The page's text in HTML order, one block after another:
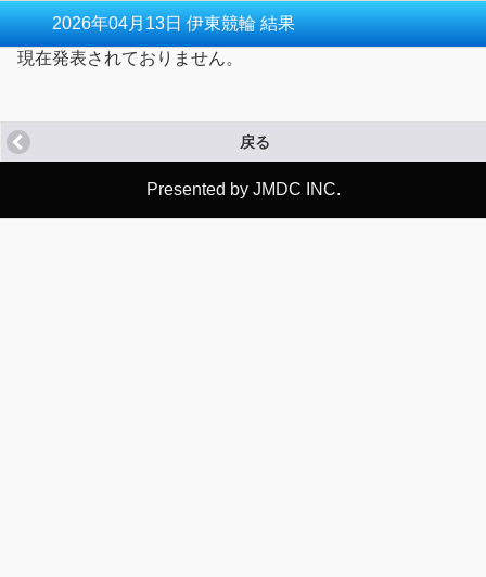
2026年04月13日 伊東競輪 結果
現在発表されておりません。
戻る
Presented by JMDC INC.